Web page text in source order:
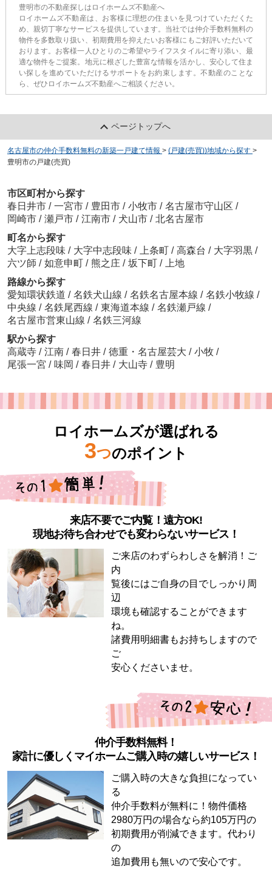
豊明市の不動産探しはロイホームズ不動産へ
ロイホームズ不動産は、お客様に理想の住まいを見つけていただくた
め、親切丁寧なサービスを提供しています。当社では仲介手数料無料の
物件を多数取り扱い、初期費用を抑えたいお客様にもご好評いただいて
おります。お客様一人ひとりのご希望やライフスタイルに寄り添い、最
適な物件をご提案。地元に根ざした豊富な情報を活かし、安心して住ま
い探しを進めていただけるサポートをお約束します。不動産のことな
ら、ぜひロイホームズ不動産へご相談ください。
ページトップへ
名古屋市の仲介手数料無料の新築一戸建て情報 > (戸建(売買))地域から探す >
豊明市の戸建(売買)
市区町村から探す
春日井市 / 一宮市 / 豊田市 / 小牧市 / 名古屋市守山区 /
岡崎市 / 瀬戸市 / 江南市 / 犬山市 / 北名古屋市
町名から探す
大字上志段味 / 大字中志段味 / 上条町 / 高森台 / 大字羽黒 /
六ツ師 / 如意申町 / 熊之庄 / 坂下町 /
上地
路線から探す
愛知環状鉄道 / 名鉄犬山線 / 名鉄名古屋本線 / 名鉄小牧線 /
中央線 / 名鉄尾西線 / 東海道本線 / 名鉄瀬戸線 /
名古屋市営東山線 / 名鉄三河線
駅から探す
高蔵寺 / 江南 / 春日井 / 徳重・名古屋芸大 / 小牧 /
尾張一宮 / 味岡 / 春日井 / 大山寺 / 豊明
ロイホームズが選ばれる
3つのポイント
来店不要でご内覧！遠方OK!
現地お待ち合わせでも変わらないサービス！
ご来店のわずらわしさを解消！ご
内
覧後にはご自身の目でしっかり周
辺
環境も確認することができます
ね。
諸費用明細書もお持ちしますので
ご
安心くださいませ。
仲介手数料無料！
家計に優しくマイホームご購入時の嬉しいサービス！
ご購入時の大きな負担になってい
る
仲介手数料が無料に！物件価格
2980万円の場合なら約105万円の
初期費用が削減できます。代わり
の
追加費用も無いので安心です。